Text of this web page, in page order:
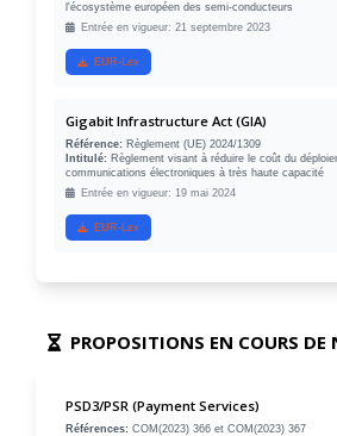
l'écosystème européen des semi-conducteurs
Entrée en vigueur: 21 septembre 2023
EUR-Lex
Gigabit Infrastructure Act (GIA)
Référence: Règlement (UE) 2024/1309
Intitulé: Règlement visant à réduire le coût du
communications électroniques à très haute capacité
Entrée en vigueur: 19 mai 2024
EUR-Lex
PROPOSITIONS EN COURS
PSD3/PSR (Payment Services)
Références: COM(2023) 366 et COM(2023) 367